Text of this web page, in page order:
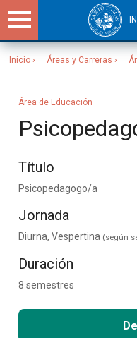
Inicio Áreas y Carreras
Área de Educación
Título
Psicopedagogo/a
Jornada
Diurna, Vespertina (según
Duración
8 semestres